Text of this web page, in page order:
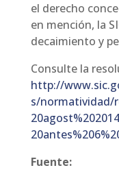
el derecho
en mención, la
decaimiento y
Consulte la
http://
s/normatividad/
Fuente: